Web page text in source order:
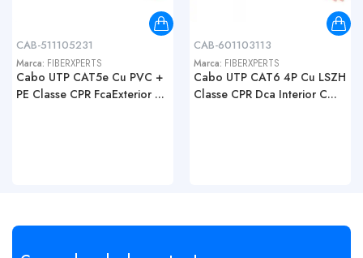
CAB-511105231
Marca: FIBERXPERTS
Cabo UTP CAT5e Cu PVC +
PE Classe CPR FcaExterior ...
CAB-601103113
Marca: FIBERXPERTS
Cabo UTP CAT6 4P Cu LSZH
Classe CPR Dca Interior C...